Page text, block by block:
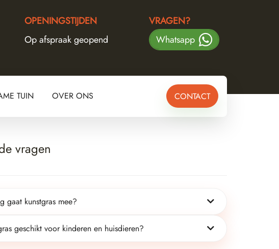
OPENINGSTIJDEN
Op afspraak geopend
VRAGEN?
Whatsapp
TUIN OVER ONS CONTACT
vragen
gaat kunstgras mee?
geschikt voor kinderen en huisdieren?